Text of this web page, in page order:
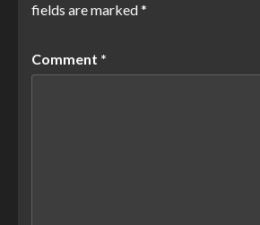
fields are marked*
Comment *